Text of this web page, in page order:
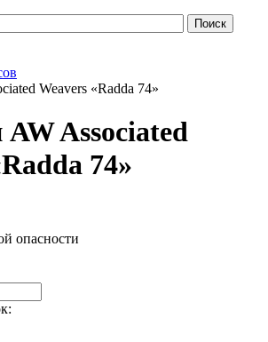
Weavers «Radda 74»
Associated
74»
опасности